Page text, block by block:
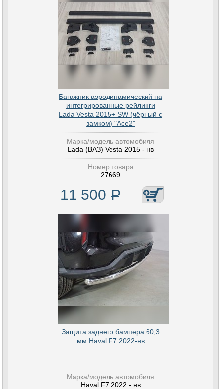
Багажник аэродинамический на
интегрированные рейлинги
Lada Vesta 2015+ SW (чёрный с
замком) "Ace2"
Марка/модель автомобиля
Lada (ВАЗ) Vesta 2015 - нв
Номер товара
27669
11 500 Р
Защита заднего бампера 60,3
мм Haval F7 2022-нв
Марка/модель автомобиля
Haval F7 2022 - нв